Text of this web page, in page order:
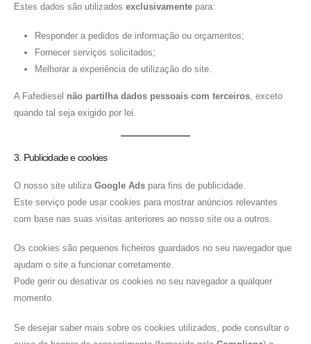
Estes dados são utilizados exclusivamente para:
Responder a pedidos de informação ou orçamentos;
Fornecer serviços solicitados;
Melhorar a experiência de utilização do site.
A Fafediesel não partilha dados pessoais com terceiros, exceto
quando tal seja exigido por lei.
3. Publicidade e cookies
O nosso site utiliza Google Ads para fins de publicidade.
Este serviço pode usar cookies para mostrar anúncios relevantes
com base nas suas visitas anteriores ao nosso site ou a outros.
Os cookies são pequenos ficheiros guardados no seu navegador que
ajudam o site a funcionar corretamente.
Pode gerir ou desativar os cookies no seu navegador a qualquer
momento.
Se desejar saber mais sobre os cookies utilizados, pode consultar o